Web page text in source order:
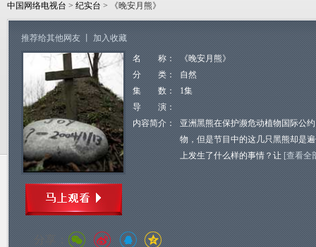
中国网络电视台 > 纪实台 > 《晚安月熊》
推荐给其他网友 加入收藏
名 称：
《晚安月熊》
分 类：
自然
集 数：
1集
导 演：
内容简介：
亚洲黑熊在保护濒危动植物国际公
物，但是节目中的这几只黑熊却是
上发生了什么样的事情？让 [查看全
分享：